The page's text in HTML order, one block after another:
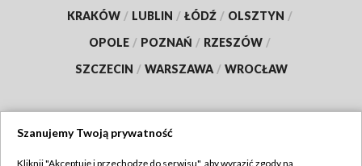
KRAKÓW / LUBLIN / ŁÓDŹ / OLSZTYN /
OPOLE / POZNAŃ / RZESZÓW /
SZCZECIN / WARSZAWA / WROCŁAW
Szanujemy Twoją prywatność
Kliknij "Akceptuję i przechodzę do serwisu", aby wyrazić zgody na